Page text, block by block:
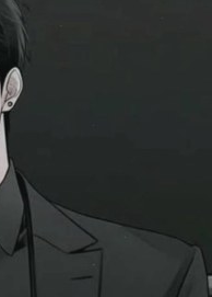
anh-tong-tai-anime